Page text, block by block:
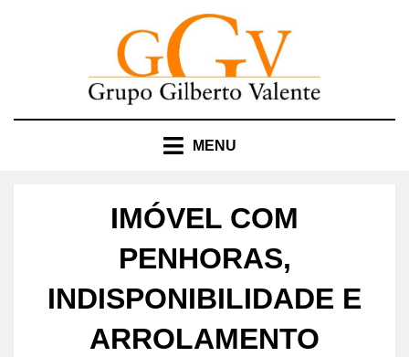
MENU
IMÓVEL COM
PENHORAS,
INDISPONIBILIDADE E
ARROLAMENTO